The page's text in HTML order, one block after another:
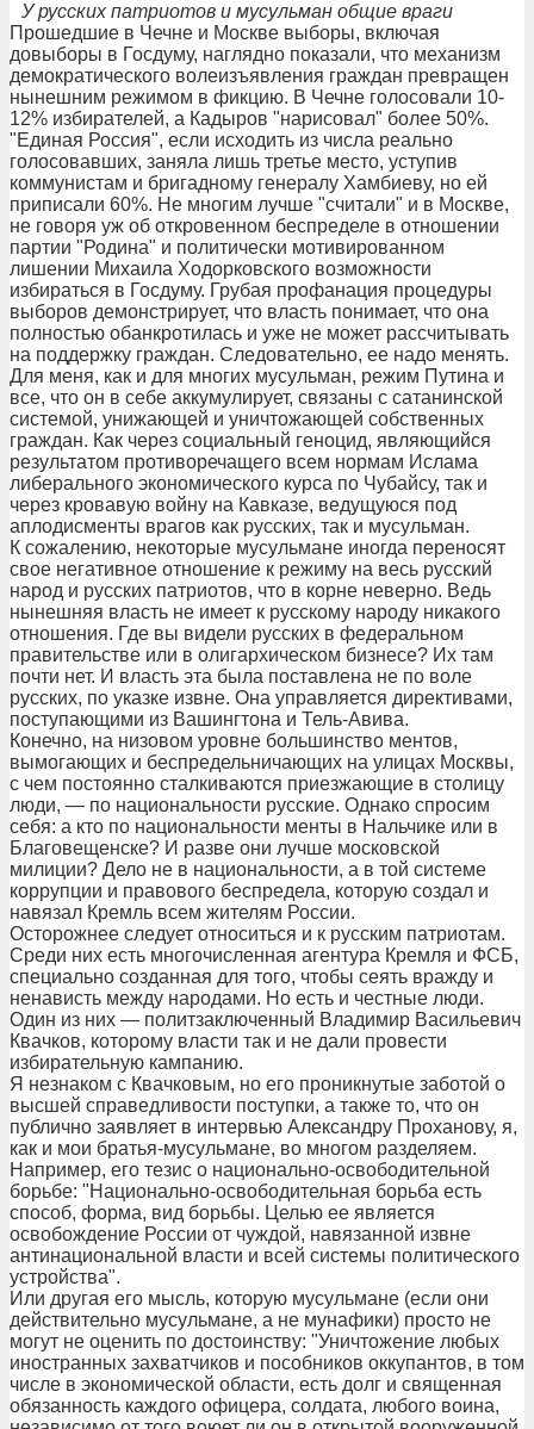
У русских патриотов и мусульман общие враги
Прошедшие в Чечне и Москве выборы, включая
довыборы в Госдуму, наглядно показали, что механизм
демократического волеизъявления граждан превращен
нынешним режимом в фикцию. В Чечне голосовали 10-
12% избирателей, а Кадыров "нарисовал" более 50%.
"Единая Россия", если исходить из числа реально
голосовавших, заняла лишь третье место, уступив
коммунистам и бригадному генералу Хамбиеву, но ей
приписали 60%. Не многим лучше "считали" и в Москве,
не говоря уж об откровенном беспределе в отношении
партии "Родина" и политически мотивированном
лишении Михаила Ходорковского возможности
избираться в Госдуму. Грубая профанация процедуры
выборов демонстрирует, что власть понимает, что она
полностью обанкротилась и уже не может рассчитывать
на поддержку граждан. Следовательно, ее надо менять.
Для меня, как и для многих мусульман, режим Путина и
все, что он в себе аккумулирует, связаны с сатанинской
системой, унижающей и уничтожающей собственных
граждан. Как через социальный геноцид, являющийся
результатом противоречащего всем нормам Ислама
либерального экономического курса по Чубайсу, так и
через кровавую войну на Кавказе, ведущуюся под
аплодисменты врагов как русских, так и мусульман.
К сожалению, некоторые мусульмане иногда переносят
свое негативное отношение к режиму на весь русский
народ и русских патриотов, что в корне неверно. Ведь
нынешняя власть не имеет к русскому народу никакого
отношения. Где вы видели русских в федеральном
правительстве или в олигархическом бизнесе? Их там
почти нет. И власть эта была поставлена не по воле
русских, по указке извне. Она управляется директивами,
поступающими из Вашингтона и Тель-Авива.
Конечно, на низовом уровне большинство ментов,
вымогающих и беспредельничающих на улицах Москвы,
с чем постоянно сталкиваются приезжающие в столицу
люди, — по национальности русские. Однако спросим
себя: а кто по национальности менты в Нальчике или в
Благовещенске? И разве они лучше московской
милиции? Дело не в национальности, а в той системе
коррупции и правового беспредела, которую создал и
навязал Кремль всем жителям России.
Осторожнее следует относиться и к русским патриотам.
Среди них есть многочисленная агентура Кремля и ФСБ,
специально созданная для того, чтобы сеять вражду и
ненависть между народами. Но есть и честные люди.
Один из них — политзаключенный Владимир Васильевич
Квачков, которому власти так и не дали провести
избирательную кампанию.
Я незнаком с Квачковым, но его проникнутые заботой о
высшей справедливости поступки, а также то, что он
публично заявляет в интервью Александру Проханову, я,
как и мои братья-мусульмане, во многом разделяем.
Например, его тезис о национально-освободительной
борьбе: "Национально-освободительная борьба есть
способ, форма, вид борьбы. Целью ее является
освобождение России от чуждой, навязанной извне
антинациональной власти и всей системы политического
устройства".
Или другая его мысль, которую мусульмане (если они
действительно мусульмане, а не мунафики) просто не
могут не оценить по достоинству: "Уничтожение любых
иностранных захватчиков и пособников оккупантов, в том
числе в экономической области, есть долг и священная
обязанность каждого офицера, солдата, любого воина,